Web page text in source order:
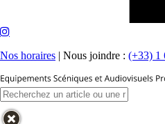
Nos horaires | Nous joindre : (+33) 1